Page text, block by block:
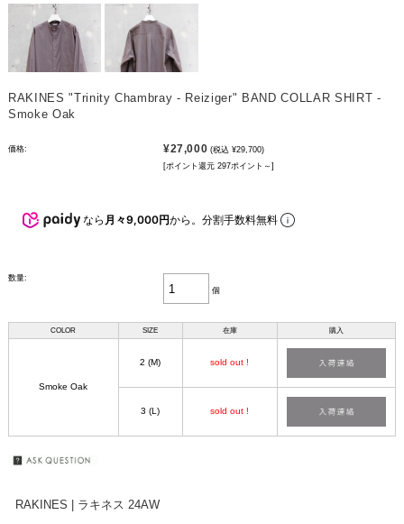
RAKINES "Trinity Chambray - Reiziger" BAND COLLAR SHIRT -
Smoke Oak
価格: ¥27,000 (税込 ¥29,700)
[ポイント還元 297ポイント～]
なら 月々9,000円から。分割手数料無料
数量:
個
COLOR SIZE 在庫 購入
Smoke Oak
2 (M) sold out !
3 (L) sold out !
RAKINES | ラキネス 24AW